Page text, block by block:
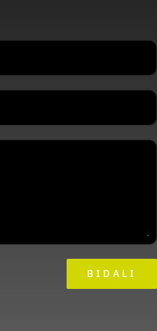
BIDALI